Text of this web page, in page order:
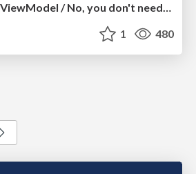
為什麼你並不需要ViewModel / No, you don't need a ViewModel
1 480